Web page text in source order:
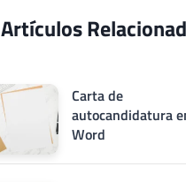
Artículos
Carta de
autocandidatura
Word